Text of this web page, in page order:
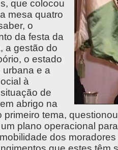
que colocou
mesa quatro
o
da festa da
a gestão do
o estado
urbana e a
à
de
abrigo na
primeiro tema,
plano operacional
dos